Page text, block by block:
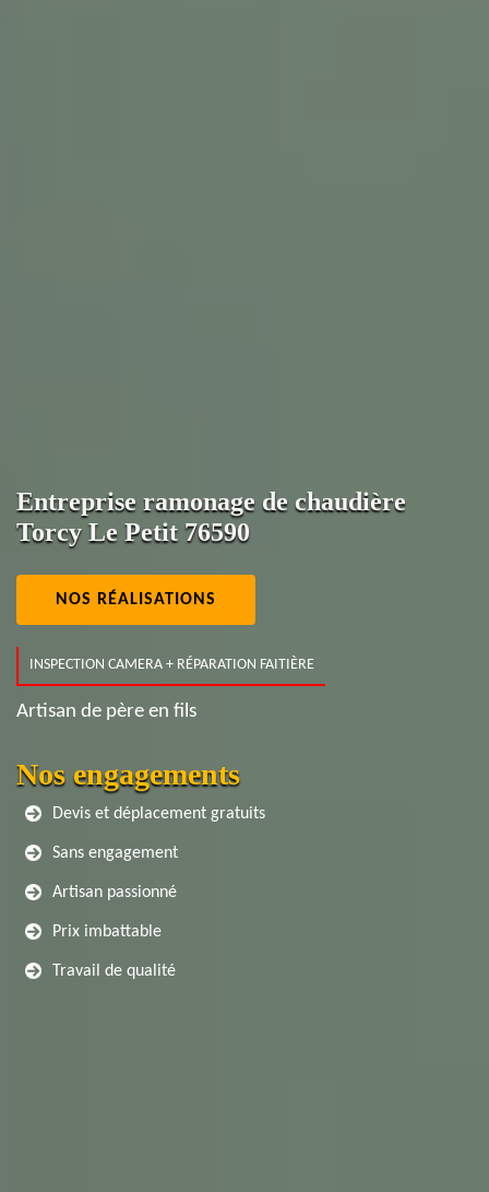
Entreprise ramonage de chaudière
Torcy Le Petit 76590
NOS RÉALISATIONS
INSPECTION CAMERA + RÉPARATION FAITIÈRE
Artisan de père en fils
Nos engagements
Devis et déplacement gratuits
Sans engagement
Artisan passionné
Prix imbattable
Travail de qualité